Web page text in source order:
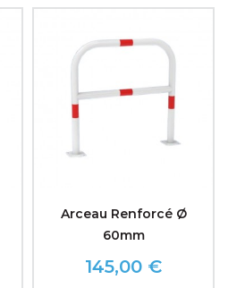
Arceau Renforcé Ø
60mm
Prix
145,00 €